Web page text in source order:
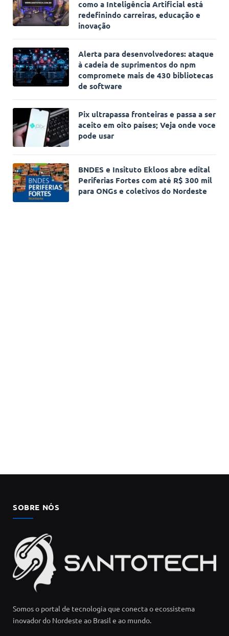
como a Inteligência Artificial está
redefinindo carreiras, educação e
inovação
Alerta para desenvolvedores: ataque
à cadeia de suprimentos do npm
compromete mais de 430 bibliotecas
de software
Pix ultrapassa fronteiras e passa a ser
aceito em oito países; Veja onde voce
pode usar
BNDES e Insituto Ekloos abre edital
Periferias Fortes com até R$ 300 mil
para ONGs e coletivos do Nordeste
SOBRE NÓS
Somos o portal de tecnologia que conecta o ecossistema
inovador do Nordeste ao Brasil e ao mundo.